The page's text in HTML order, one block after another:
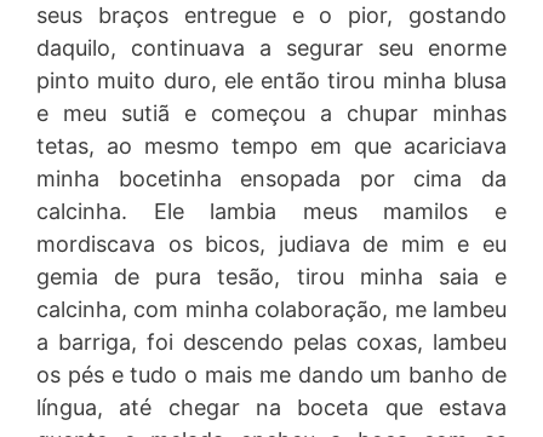
seus braços entregue e o pior, gostando
daquilo, continuava a segurar seu enorme
pinto muito duro, ele então tirou minha blusa
e meu sutiã e começou a chupar minhas
tetas, ao mesmo tempo em que acariciava
minha bocetinha ensopada por cima da
calcinha. Ele lambia meus mamilos e
mordiscava os bicos, judiava de mim e eu
gemia de pura tesão, tirou minha saia e
calcinha, com minha colaboração, me lambeu
a barriga, foi descendo pelas coxas, lambeu
os pés e tudo o mais me dando um banho de
língua, até chegar na boceta que estava